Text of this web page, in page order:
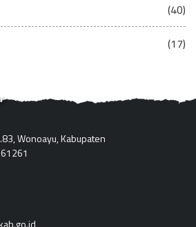
(40)
(17)
Wonoayu, Kabupaten